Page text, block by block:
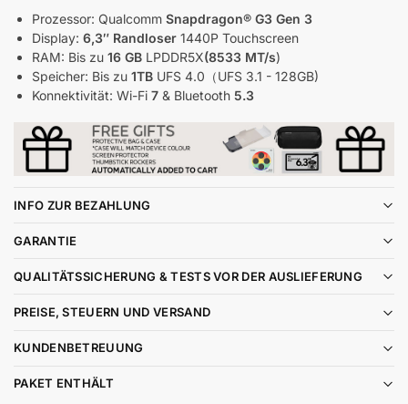
Prozessor: Qualcomm Snapdragon® G3 Gen 3
Display: 6,3″ Randloser 1440P Touchscreen
RAM: Bis zu 16 GB LPDDR5X(8533 MT/s)
Speicher: Bis zu 1TB UFS 4.0（UFS 3.1 - 128GB)
Konnektivität: Wi-Fi 7 & Bluetooth 5.3
INFO ZUR BEZAHLUNG
GARANTIE
QUALITÄTSSICHERUNG & TESTS VOR DER AUSLIEFERUNG
PREISE, STEUERN UND VERSAND
KUNDENBETREUUNG
PAKET ENTHÄLT